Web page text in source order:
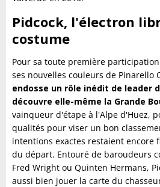
Pidcock, l'électron
costume
Pour sa toute première
ses nouvelles couleurs de Pinarello
endosse un rôle inédit de leader
découvre elle-même la Grande
vainqueur d'étape à l'Alpe d'Huez,
qualités pour viser un bon
intentions exactes restaient encore
du départ. Entouré de baroudeurs
Fred Wright ou Quinten Hermans,
aussi bien jouer la carte du